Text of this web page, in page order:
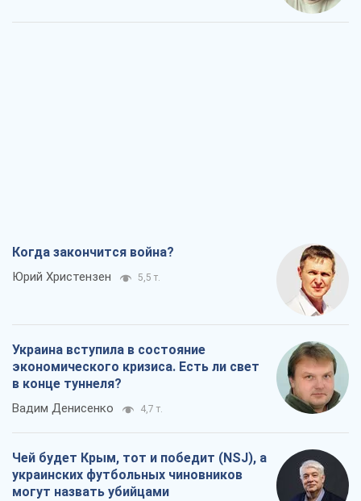
Когда закончится война?
Юрий Христензен 5,5 т.
Украина вступила в состояние
экономического кризиса. Есть ли свет
в конце туннеля?
Вадим Денисенко 4,7 т.
Чей будет Крым, тот и победит (NSJ), а
украинских футбольных чиновников
могут назвать убийцами